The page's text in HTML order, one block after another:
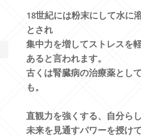
18世紀には粉末にして水に
とされ
集中力を増してストレスを
あると言われます。
古くは腎臓病の治療薬とし
も。
直観力を強くする、自分ら
未来を見通すパワーを授け